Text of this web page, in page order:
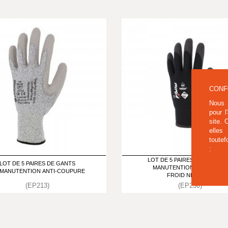
pour
site.
elles
:
LOT DE 5 PAIRES DE GANTS
ANTI-COUPURE
(EP213)
LOT DE 5 PAIRES DE GANTS
MANUTENTION CONTRE LE
FROID NINJA ICE
(EP230)